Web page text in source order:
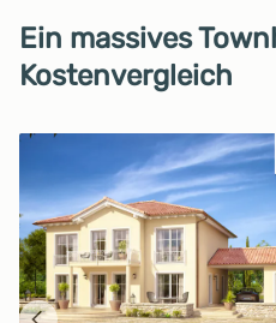
Ein massives
Kostenvergleich